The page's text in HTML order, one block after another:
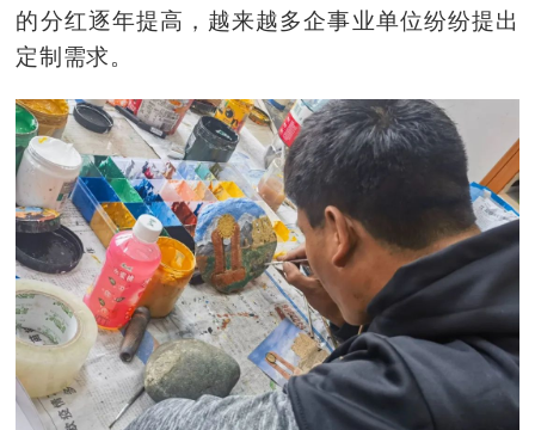
的分红逐年提高，越来越多企事业单位纷纷提出
定制需求。